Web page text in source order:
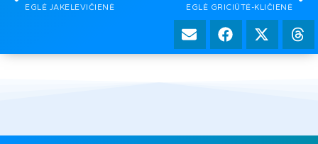
EGLĖ JAKELEVIČIENĖ EGLĖ GRICIŪTĖ-KLIČIENĖ